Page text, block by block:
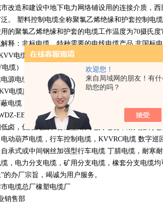
欢迎您！
来自局域网的朋友！有
助您的吗？
改造和建设中地下电力网络铺设用的连接介质，
泛。 塑料控制电缆全称聚氯乙烯绝缘和护套控制电
的聚氯乙烯绝缘和护套的电缆工作温度为70摄氏度
解释：非标电缆，特种需要的电线电缆产品 非国标
电缆，ZR-VV电缆） 耐火电缆（耐火控制电缆，
电缆） 等屏蔽电力电缆 钢丝加强型电缆（
源电缆（
RVVZ 电缆） 矿用防暴电缆|矿用阻燃电缆|
电缆 电缆 氯化聚乙烯橡套扁平电缆 露天高
电缆 盾构机电缆 采掘机电缆 露天矿用电缆
EE
路信号电缆 PTYV,PTYY22- 铁路隧道照明电
卤，低烟无卤和普通型耐火电力电缆，耐火控制电
动葫芦电缆，行车控制电缆， KVVRC电缆 数字巡
承式或中间钢丝加强型行车电缆 丁腈电缆，耐寒耐
，电力分支电缆，矿用分支电缆，橡套分支电缆
”的办厂宗旨，竭诚为用户服务。
市电缆总厂橡塑电缆厂
销售部